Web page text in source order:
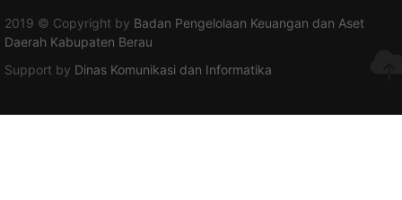
2019 © Copyright by Badan Pengelolaan Keuangan dan Aset
Daerah Kabupaten Berau
Support by Dinas Komunikasi dan Informatika